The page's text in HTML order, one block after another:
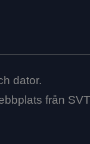
dator.
från